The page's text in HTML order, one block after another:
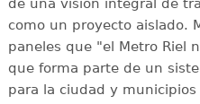
de una visión integral de
como un proyecto aislado.
paneles que "el Metro Riel
que forma parte de un
para la ciudad y municipios